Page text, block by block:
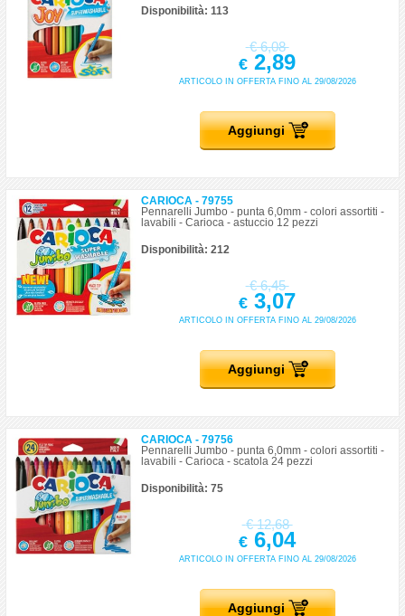
Disponibilità: 113
€6,08
€ 2,89
ARTICOLO IN OFFERTA FINO AL 29/08/2026
Aggiungi
CARIOCA - 79755
Pennarelli Jumbo - punta 6,0mm - colori assortiti -
lavabili - Carioca - astuccio 12 pezzi
Disponibilità: 212
€6,45
€ 3,07
ARTICOLO IN OFFERTA FINO AL 29/08/2026
Aggiungi
CARIOCA - 79756
Pennarelli Jumbo - punta 6,0mm - colori assortiti -
lavabili - Carioca - scatola 24 pezzi
Disponibilità: 75
€12,68
€ 6,04
ARTICOLO IN OFFERTA FINO AL 29/08/2026
Aggiungi